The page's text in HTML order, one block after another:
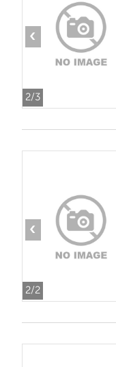
2/3
‹
2/2
‹